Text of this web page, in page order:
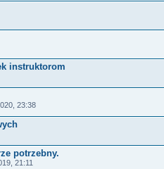
instruktorom
23:38
potrzebny.
21:11